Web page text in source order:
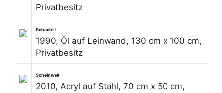
Privatbesitz
Schacht I
1990, Öl auf Leinwand, 130 cm x 100 cm,
Privatbesitz
Scheinwelt
2010, Acryl auf Stahl, 70 cm x 50 cm,